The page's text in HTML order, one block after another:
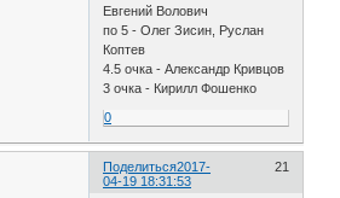
Евгений Волович
по 5 - Олег Зисин, Руслан
Коптев
4.5 очка - Александр Кривцов
3 очка - Кирилл Фошенко
0
Поделиться 21
2017-
04-19 18:31:53